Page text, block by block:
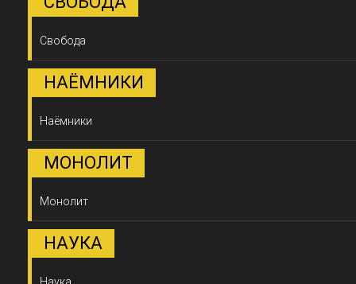
Свобода
НАЁМНИКИ
Наёмники
МОНОЛИТ
Монолит
НАУКА